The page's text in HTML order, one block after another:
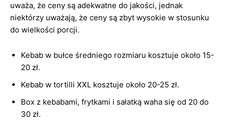
uważa, że ceny są adekwatne do jakości, jednak
niektórzy uważają, że ceny są zbyt wysokie w stosunku
do wielkości porcji.
Kebab w bułce średniego rozmiaru kosztuje około 15-
20 zł.
Kebab w tortilli XXL kosztuje około 20-25 zł.
Box z kebabami, frytkami i sałatką waha się od 20 do
30 zł.